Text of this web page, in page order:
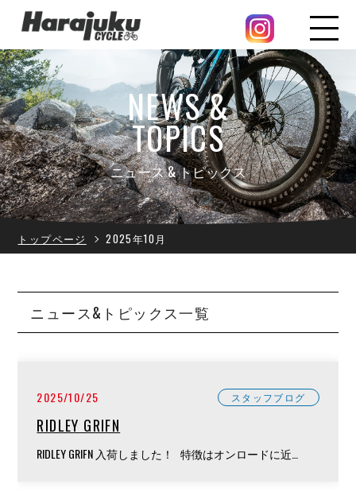
NEWS &
TOPICS
ニュース & トピックス
トップページ 2025年10月
ニュース&トピックス一覧
2025/10/25 スタッフブログ
RIDLEY GRIFN
RIDLEY GRIFN 入荷しました！ 特徴はオンロードに近…